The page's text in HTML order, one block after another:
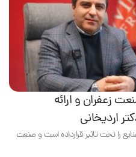
زعفران و ارائه
اردیخانی
را تحت تاثیر قرارداده است و صنعت